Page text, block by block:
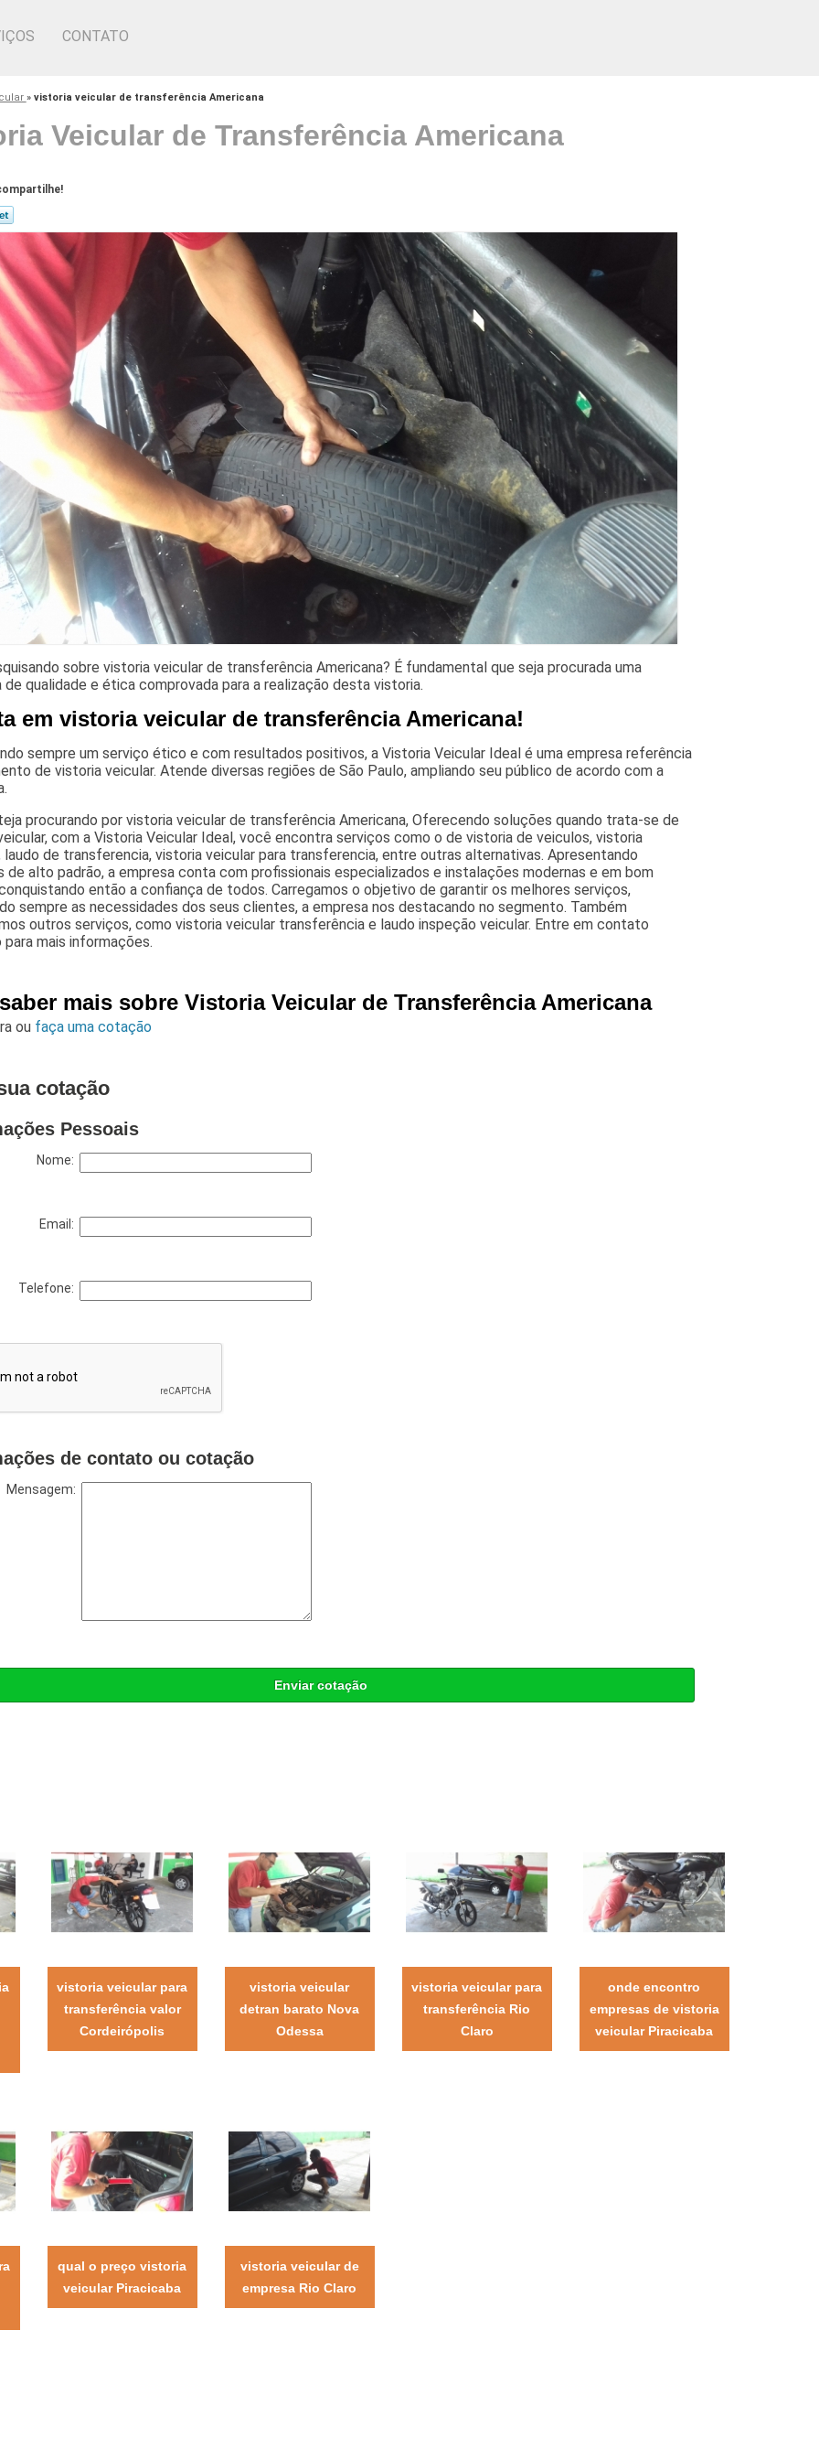
CONTATO
» vistoria veicular de transferência Americana
Veicular de Transferência Americana
sobre vistoria veicular de transferência Americana? É fundamental que seja procurada uma
de qualidade e ética comprovada para a realização desta vistoria.
em vistoria veicular de transferência Americana!
sempre um serviço ético e com resultados positivos, a Vistoria Veicular Ideal é uma empresa referência
de vistoria veicular. Atende diversas regiões de São Paulo, ampliando seu público de acordo com a
procurando por vistoria veicular de transferência Americana, Oferecendo soluções quando trata-se de
com a Vistoria Veicular Ideal, você encontra serviços como o de vistoria de veiculos, vistoria
laudo de transferencia, vistoria veicular para transferencia, entre outras alternativas. Apresentando
de alto padrão, a empresa conta com profissionais especializados e instalações modernas e em bom
então a confiança de todos. Carregamos o objetivo de garantir os melhores serviços,
sempre as necessidades dos seus clientes, a empresa nos destacando no segmento. Também
outros serviços, como vistoria veicular transferência e laudo inspeção veicular. Entre em contato
mais informações.
mais sobre Vistoria Veicular de Transferência Americana
ou faça uma cotação
cotação
Pessoais
Nome:
Email:
Telefone:
de contato ou cotação
Mensagem:
Enviar cotação
vistoria veicular para
transferência valor
Cordeirópolis
vistoria veicular
detran barato Nova
Odessa
vistoria veicular para
transferência Rio
Claro
onde encontro
empresas de vistoria
veicular Piracicaba
qual o preço vistoria
veicular Piracicaba
vistoria veicular de
empresa Rio Claro